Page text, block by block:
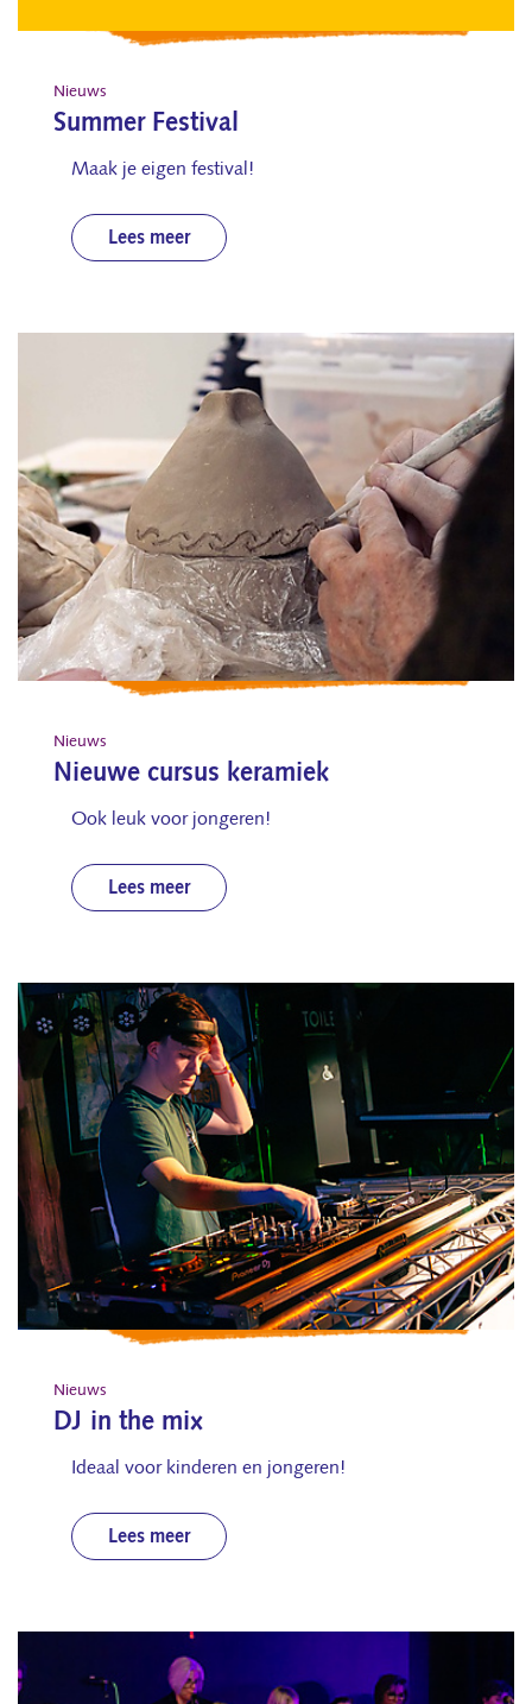
Nieuws
Summer Festival
Maak je eigen festival!
Lees meer
Nieuws
Nieuwe cursus keramiek
Ook leuk voor jongeren!
Lees meer
Nieuws
DJ in the mix
Ideaal voor kinderen en jongeren!
Lees meer